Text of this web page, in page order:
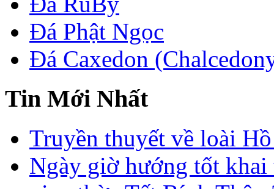
Đá Phật Ngọc
Đá Caxedon
Tin Mới Nhất
Truyền thuyết về loài
Ngày giờ hướng tốt